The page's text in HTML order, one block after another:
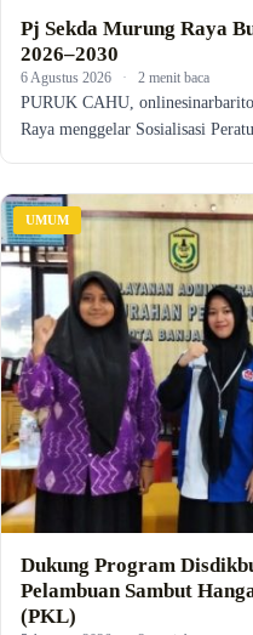
Pj Sekda Murung Raya
2026–2030
6 Agustus 2026 · 2 menit baca
PURUK CAHU,
Raya menggelar Sosialisasi
UMUM
Dukung Program
Pelambuan Sambut
(PKL)